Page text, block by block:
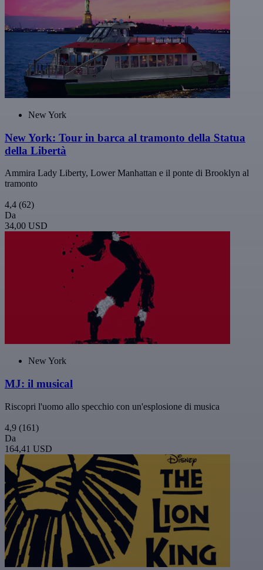
New York
New York: Tour in barca al tramonto della Statua
della Libertà
Ammira Lady Liberty, Lower Manhattan e il ponte di Brooklyn al
tramonto
4,4 (62)
Da
34,00 USD
New York
MJ: il musical
Riscopri l'uomo allo specchio con un'esplosione di musica
4,9 (161)
Da
164,41 USD